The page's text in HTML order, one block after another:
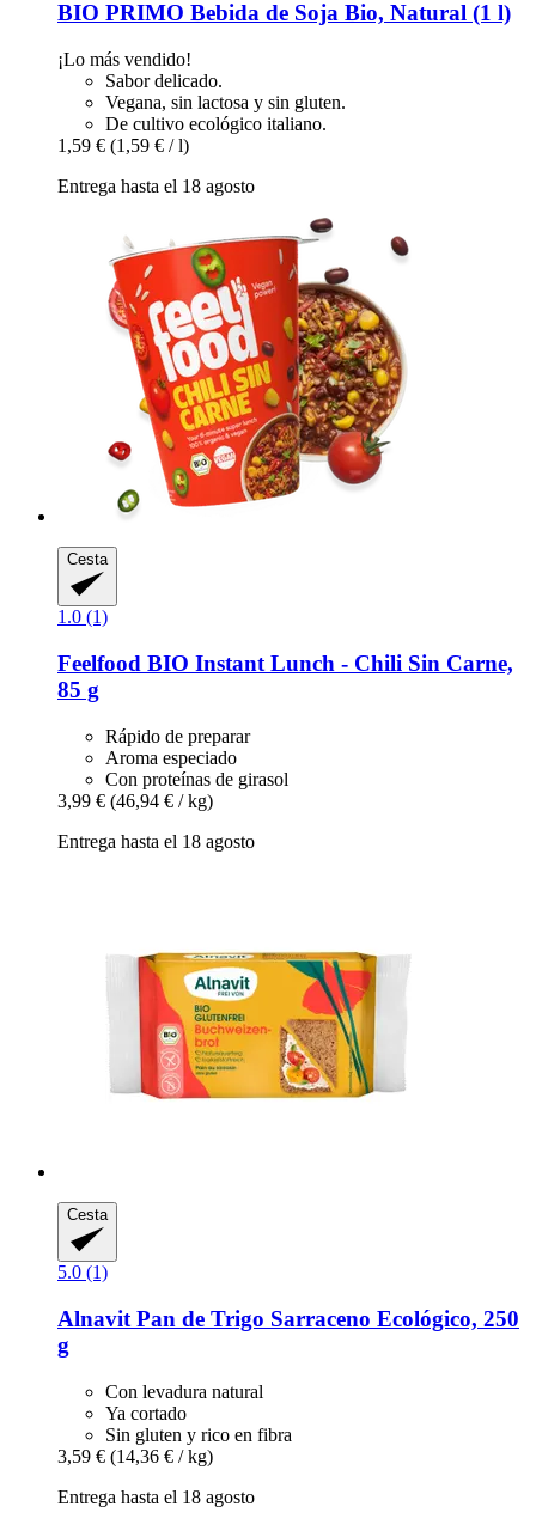
BIO PRIMO Bebida de Soja Bio, Natural (1 l)
¡Lo más vendido!
Sabor delicado.
Vegana, sin lactosa y sin gluten.
De cultivo ecológico italiano.
1,59 € (1,59 € / l)
Entrega hasta el 18 agosto
Cesta
1.0 (1)
Feelfood BIO Instant Lunch -​ Chili Sin Carne,
85 g
Rápido de preparar
Aroma especiado
Con proteínas de girasol
3,99 € (46,94 € / kg)
Entrega hasta el 18 agosto
Cesta
5.0 (1)
Alnavit Pan de Trigo Sarraceno Ecológico, 250
g
Con levadura natural
Ya cortado
Sin gluten y rico en fibra
3,59 € (14,36 € / kg)
Entrega hasta el 18 agosto